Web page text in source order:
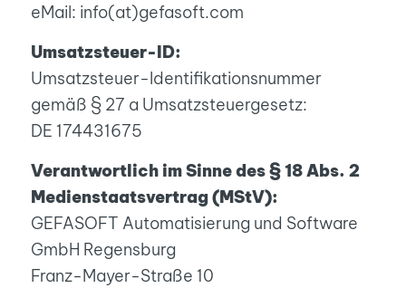
eMail: info(at)gefasoft.com
Umsatzsteuer-ID:
Umsatzsteuer-Identifikationsnummer
gemäß § 27 a Umsatzsteuergesetz:
DE 174431675
Verantwortlich im Sinne des § 18 Abs. 2
Medienstaatsvertrag (MStV):
GEFASOFT Automatisierung und Software
GmbH Regensburg
Franz-Mayer-Straße 10